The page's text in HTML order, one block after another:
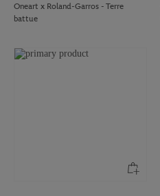
Oneart x Roland-Garros - Terre
battue